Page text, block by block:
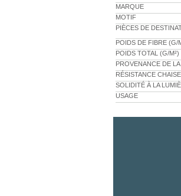
MARQUE
MOTIF
PIÈCES DE
POIDS DE FIBRE (G/
POIDS TOTAL (G/M²)
PROVENANCE DE
RÉSISTANCE
SOLIDITÉ À LA
USAGE